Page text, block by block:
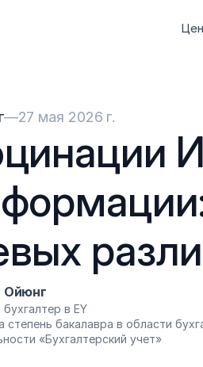
—27 мая 2026 г.
Ойюнг
в EY
степень бакалавра в области
«Бухгалтерский учет»